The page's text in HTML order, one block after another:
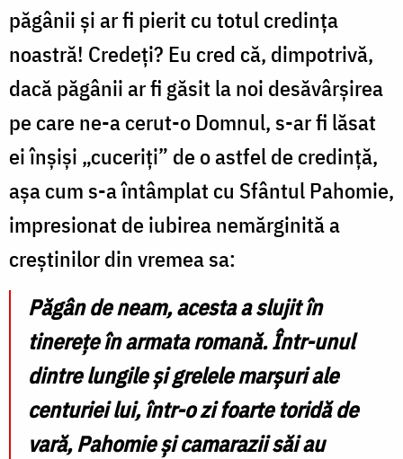
păgânii și ar fi pierit cu totul credința
noastră! Credeți? Eu cred că, dimpotrivă,
dacă păgânii ar fi găsit la noi desăvârșirea
pe care ne-a cerut-o Domnul, s-ar fi lăsat
ei înșiși „cuceriți” de o astfel de credință,
așa cum s-a întâmplat cu Sfântul Pahomie,
impresionat de iubirea nemărginită a
creștinilor din vremea sa:
Păgân de neam, acesta a slujit în
tinerețe în armata romană. Într-unul
dintre lungile și grelele marșuri ale
centuriei lui, într-o zi foarte toridă de
vară, Pahomie și camarazii săi au